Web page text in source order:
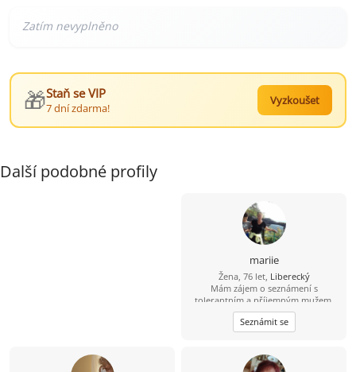
🎁Staň se VIP
7 dní zdarma!
Vyzkoušet
Další podobné profily
mariie
Žena, 76 let, Liberecký
Mám zájem o seznámení s
tolerantním a příjemným mužem,
přiměřeného věku
Seznámit se